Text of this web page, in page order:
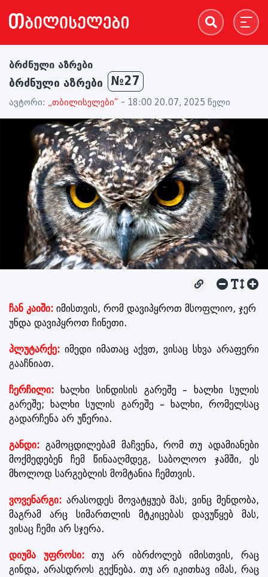
ბრძნული აზრები
ბრძნული აზრები №27
ავტორი: „თბილისელები“ - 18:00 20.07, 2025 წელი
ჩან კაიში: იმისთვის, რომ დავიპყროთ მსოფლიო, ჯერ
უნდა დავიპყროთ ჩინეთი.
პლუტარქე: იმედი იმათაც აქვთ, ვისაც სხვა არაფერი
გააჩნიათ.
ჩერჩილი: ხალხი სინდისის გარეშე – ხალხი სულის
გარეშე; ხალხი სულის გარეშე – ხალხი, რომელსაც
გადარჩენა არ უწერია.
განდი: გამოცდილებამ მაჩვენა, რომ თუ ადამიანები
მოქმედებენ ჩემ წინააღმდეგ, საბოლოო ჯამში, ეს
მხოლოდ სარგებლის მომტანია ჩემთვის.
ვოვენარგი: არასოდეს მოვატყუებ მას, ვინც მენდობა,
მაგრამ არც სიმართლის მტკიცებას დავუწყებ მას,
ვისაც ჩემი არ სჯერა.
დიუმა უფროსი:თუ არ იბრძოლებ იმისთვის, რაც
გინდა, არასდროს გექნება. თუ არ იკითხავ იმას, რაც